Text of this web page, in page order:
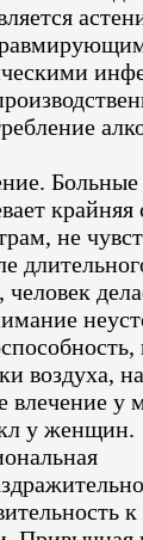
Больные
крайняя
не
воздуха,
влечение у
у женщин.